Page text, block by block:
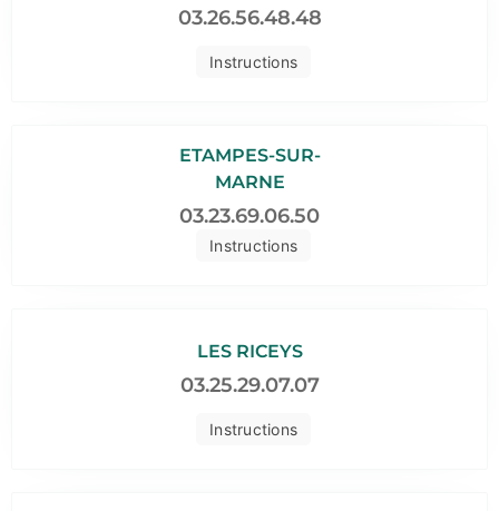
Instructions
03.26.56.48.48
Instructions
ETAMPES-SUR-
MARNE
03.23.69.06.50
Instructions
LES RICEYS
03.25.29.07.07